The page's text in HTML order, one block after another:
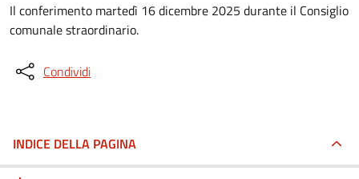
Il conferimento martedì 16 dicembre 2025 durante il Consiglio
comunale straordinario.
Condividi
INDICE DELLA PAGINA